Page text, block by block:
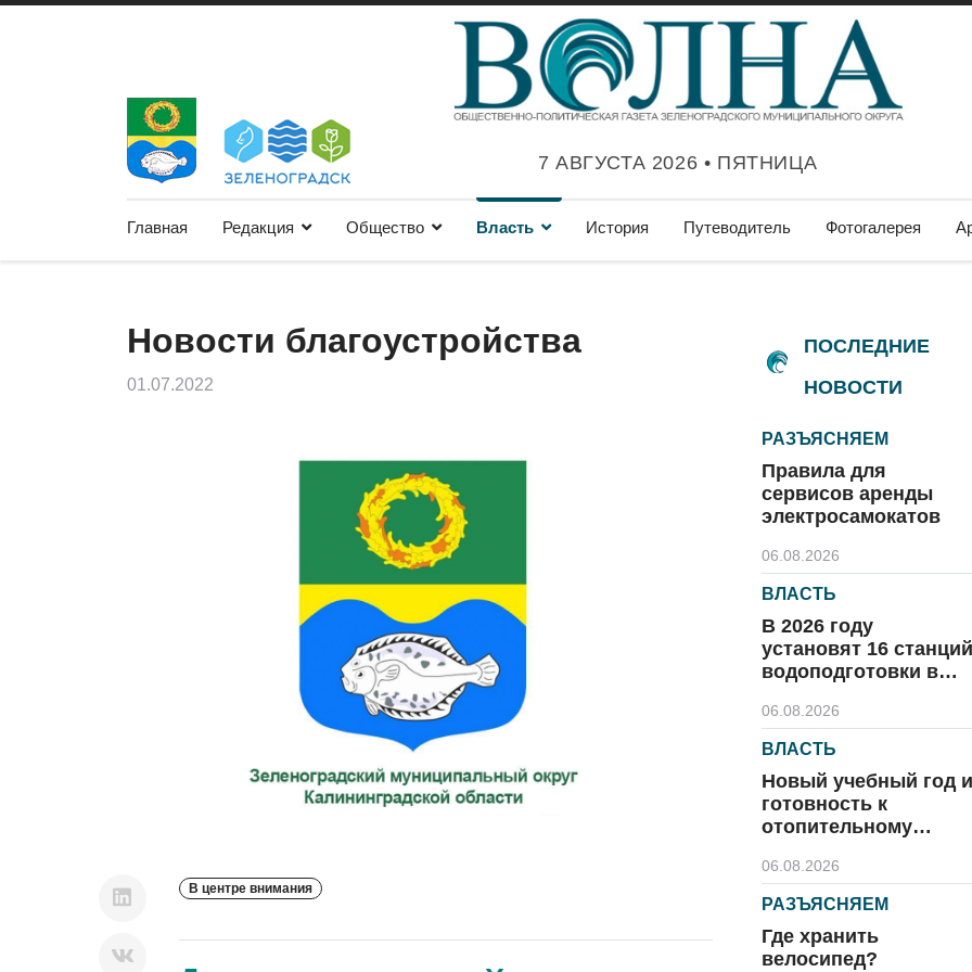
7 АВГУСТА 2026 • ПЯТНИЦА
Главная Редакция Общество Власть История Путеводитель Фотогалерея
Новости благоустройства
01.07.2022
В центре внимания
ПОСЛЕДНИЕ
НОВОСТИ
РАЗЪЯСНЯЕМ
Правила для
сервисов аренды
электросамокатов
06.08.2026
ВЛАСТЬ
В 2026 году
установят 16 станций
водоподготовки в
06.08.2026
ВЛАСТЬ
Новый учебный год и
готовность к
отопительному
06.08.2026
РАЗЪЯСНЯЕМ
Где хранить
велосипед?